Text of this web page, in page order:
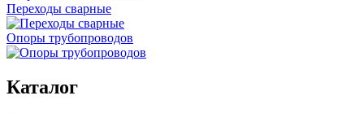
Переходы сварные
Опоры трубопроводов
Каталог